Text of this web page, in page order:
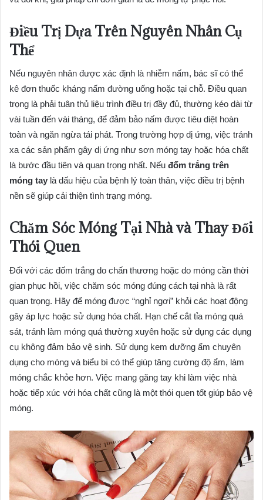
Điều Trị Dựa Trên Nguyên Nhân Cụ
Thể
Nếu nguyên nhân được xác định là nhiễm nấm, bác sĩ có thể
kê đơn thuốc kháng nấm đường uống hoặc tại chỗ. Điều quan
trọng là phải tuân thủ liệu trình điều trị đầy đủ, thường kéo dài từ
vài tuần đến vài tháng, để đảm bảo nấm được tiêu diệt hoàn
toàn và ngăn ngừa tái phát. Trong trường hợp dị ứng, việc tránh
xa các sản phẩm gây dị ứng như sơn móng tay hoặc hóa chất
là bước đầu tiên và quan trọng nhất. Nếu đốm trắng trên
móng tay là dấu hiệu của bệnh lý toàn thân, việc điều trị bệnh
nền sẽ giúp cải thiện tình trạng móng.
Chăm Sóc Móng Tại Nhà và Thay Đổi
Thói Quen
Đối với các đốm trắng do chấn thương hoặc do móng cần thời
gian phục hồi, việc chăm sóc móng đúng cách tại nhà là rất
quan trọng. Hãy để móng được “nghỉ ngơi” khỏi các hoạt động
gây áp lực hoặc sử dụng hóa chất. Hạn chế cắt tỉa móng quá
sát, tránh làm móng quá thường xuyên hoặc sử dụng các dụng
cụ không đảm bảo vệ sinh. Sử dụng kem dưỡng ẩm chuyên
dụng cho móng và biểu bì có thể giúp tăng cường độ ẩm, làm
móng chắc khỏe hơn. Việc mang găng tay khi làm việc nhà
hoặc tiếp xúc với hóa chất cũng là một thói quen tốt giúp bảo vệ
móng.